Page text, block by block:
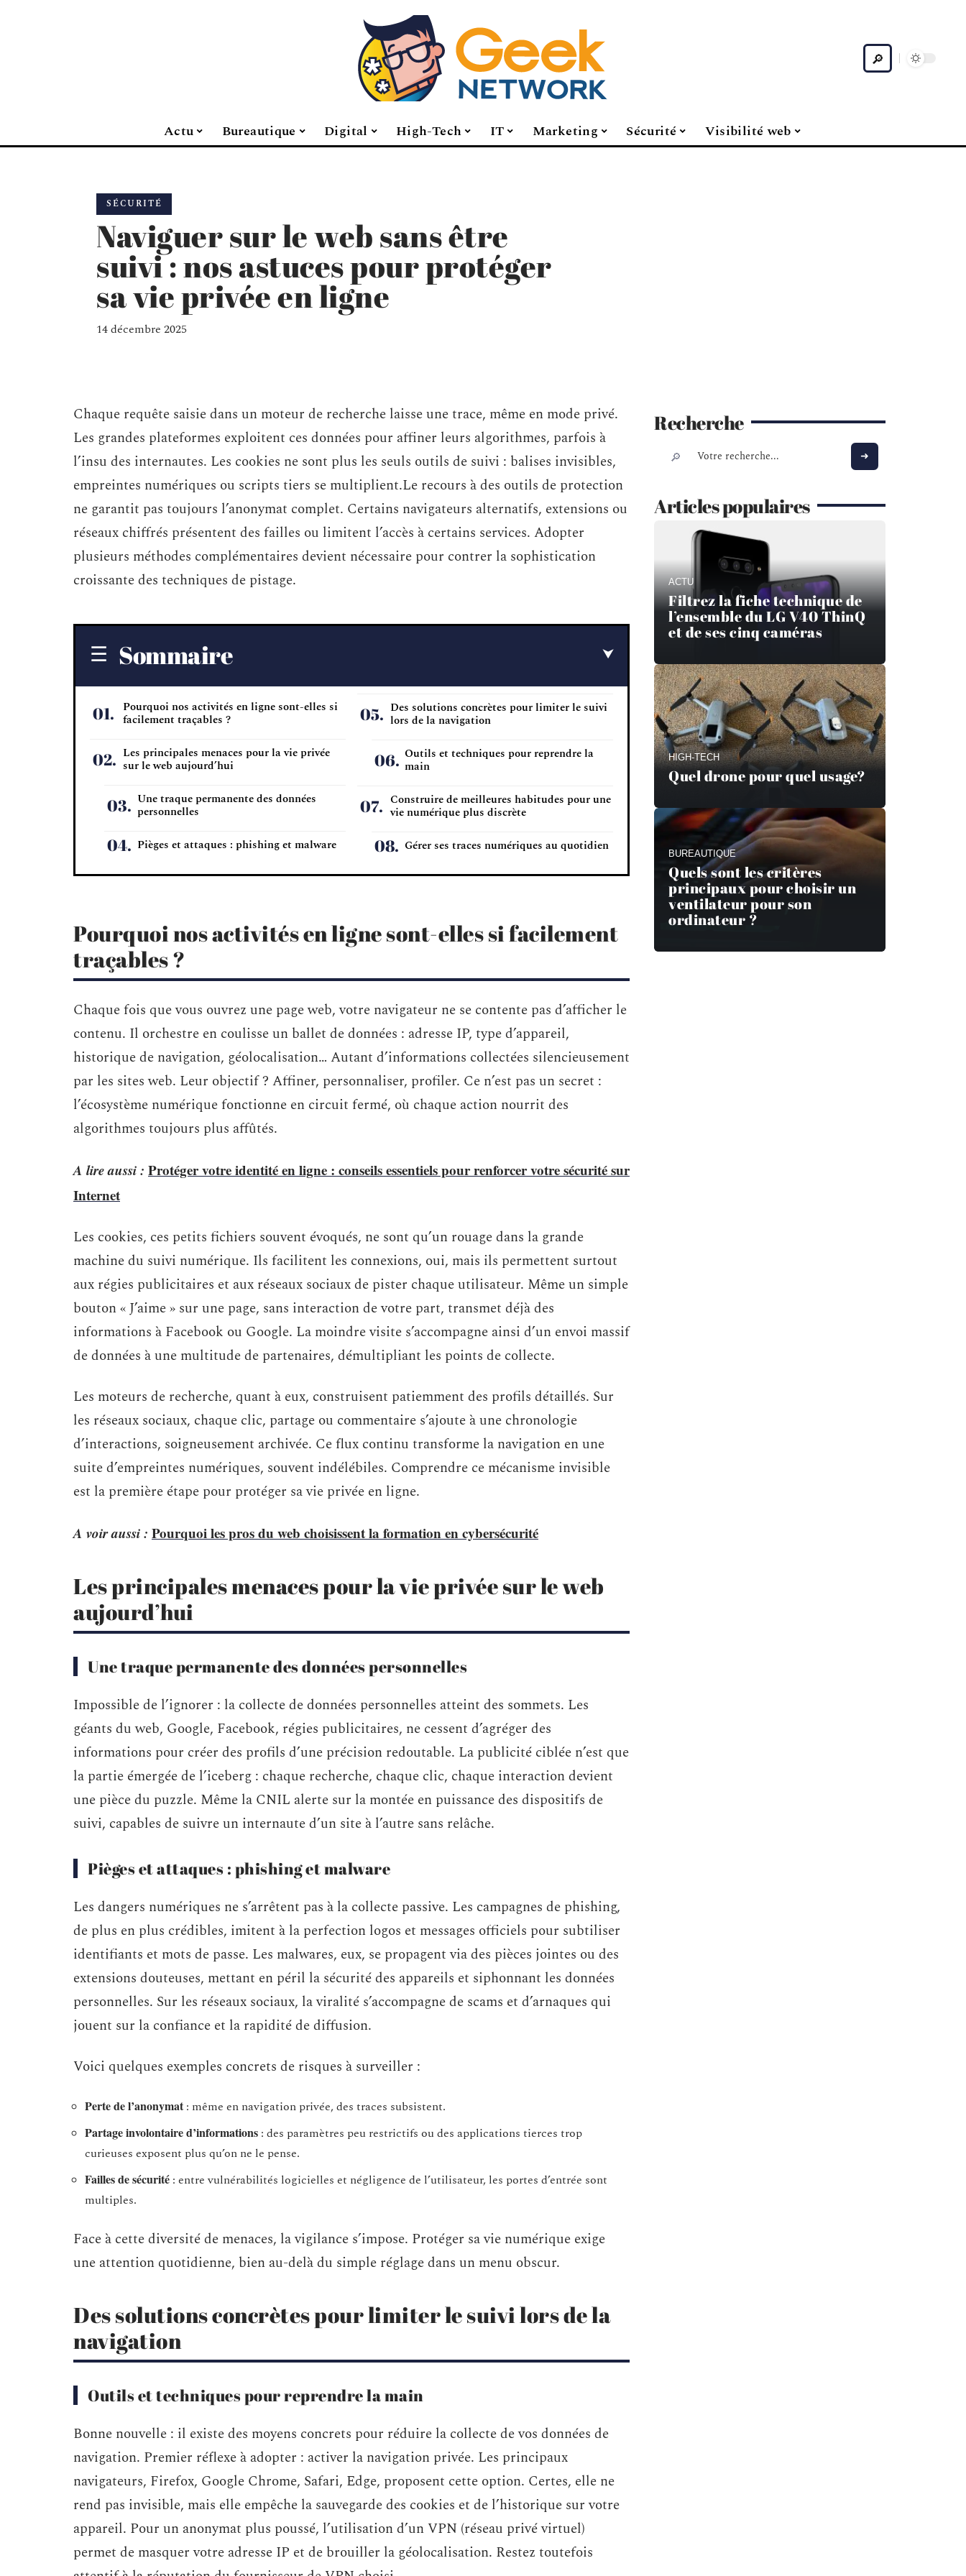
Actu Bureautique Digital High-Tech IT Marketing Sécurité Visibilité web
SÉCURITÉ
Naviguer sur le web sans être
suivi : nos astuces pour protéger
sa vie privée en ligne
14 décembre 2025
Chaque requête saisie dans un moteur de recherche laisse une trace, même en mode privé.
Les grandes plateformes exploitent ces données pour affiner leurs algorithmes, parfois à
l’insu des internautes. Les cookies ne sont plus les seuls outils de suivi : balises invisibles,
empreintes numériques ou scripts tiers se multiplient.Le recours à des outils de protection
ne garantit pas toujours l’anonymat complet. Certains navigateurs alternatifs, extensions ou
réseaux chiffrés présentent des failles ou limitent l’accès à certains services. Adopter
plusieurs méthodes complémentaires devient nécessaire pour contrer la sophistication
croissante des techniques de pistage.
Sommaire
Pourquoi nos activités en ligne sont-elles si
facilement traçables ?
Les principales menaces pour la vie privée
sur le web aujourd’hui
Une traque permanente des données
personnelles
Pièges et attaques : phishing et malware
Des solutions concrètes pour limiter le suivi
lors de la navigation
Outils et techniques pour reprendre la
main
Construire de meilleures habitudes pour une
vie numérique plus discrète
Gérer ses traces numériques au quotidien
Pourquoi nos activités en ligne sont-elles si facilement
traçables ?
Chaque fois que vous ouvrez une page web, votre navigateur ne se contente pas d’afficher le
contenu. Il orchestre en coulisse un ballet de données : adresse IP, type d’appareil,
historique de navigation, géolocalisation… Autant d’informations collectées silencieusement
par les sites web. Leur objectif ? Affiner, personnaliser, profiler. Ce n’est pas un secret :
l’écosystème numérique fonctionne en circuit fermé, où chaque action nourrit des
algorithmes toujours plus affûtés.
A lire aussi : Protéger votre identité en ligne : conseils essentiels pour renforcer votre sécurité sur
Internet
Les cookies, ces petits fichiers souvent évoqués, ne sont qu’un rouage dans la grande
machine du suivi numérique. Ils facilitent les connexions, oui, mais ils permettent surtout
aux régies publicitaires et aux réseaux sociaux de pister chaque utilisateur. Même un simple
bouton « J’aime » sur une page, sans interaction de votre part, transmet déjà des
informations à Facebook ou Google. La moindre visite s’accompagne ainsi d’un envoi massif
de données à une multitude de partenaires, démultipliant les points de collecte.
Les moteurs de recherche, quant à eux, construisent patiemment des profils détaillés. Sur
les réseaux sociaux, chaque clic, partage ou commentaire s’ajoute à une chronologie
d’interactions, soigneusement archivée. Ce flux continu transforme la navigation en une
suite d’empreintes numériques, souvent indélébiles. Comprendre ce mécanisme invisible
est la première étape pour protéger sa vie privée en ligne.
A voir aussi : Pourquoi les pros du web choisissent la formation en cybersécurité
Les principales menaces pour la vie privée sur le web
aujourd’hui
Une traque permanente des données personnelles
Impossible de l’ignorer : la collecte de données personnelles atteint des sommets. Les
géants du web, Google, Facebook, régies publicitaires, ne cessent d’agréger des
informations pour créer des profils d’une précision redoutable. La publicité ciblée n’est que
la partie émergée de l’iceberg : chaque recherche, chaque clic, chaque interaction devient
une pièce du puzzle. Même la CNIL alerte sur la montée en puissance des dispositifs de
suivi, capables de suivre un internaute d’un site à l’autre sans relâche.
Pièges et attaques : phishing et malware
Les dangers numériques ne s’arrêtent pas à la collecte passive. Les campagnes de phishing,
de plus en plus crédibles, imitent à la perfection logos et messages officiels pour subtiliser
identifiants et mots de passe. Les malwares, eux, se propagent via des pièces jointes ou des
extensions douteuses, mettant en péril la sécurité des appareils et siphonnant les données
personnelles. Sur les réseaux sociaux, la viralité s’accompagne de scams et d’arnaques qui
jouent sur la confiance et la rapidité de diffusion.
Voici quelques exemples concrets de risques à surveiller :
Perte de l’anonymat : même en navigation privée, des traces subsistent.
Partage involontaire d’informations : des paramètres peu restrictifs ou des applications tierces trop
curieuses exposent plus qu’on ne le pense.
Failles de sécurité : entre vulnérabilités logicielles et négligence de l’utilisateur, les portes d’entrée sont
multiples.
Face à cette diversité de menaces, la vigilance s’impose. Protéger sa vie numérique exige
une attention quotidienne, bien au-delà du simple réglage dans un menu obscur.
Des solutions concrètes pour limiter le suivi lors de la
navigation
Outils et techniques pour reprendre la main
Bonne nouvelle : il existe des moyens concrets pour réduire la collecte de vos données de
navigation. Premier réflexe à adopter : activer la navigation privée. Les principaux
navigateurs, Firefox, Google Chrome, Safari, Edge, proposent cette option. Certes, elle ne
rend pas invisible, mais elle empêche la sauvegarde des cookies et de l’historique sur votre
appareil. Pour un anonymat plus poussé, l’utilisation d’un VPN (réseau privé virtuel)
permet de masquer votre adresse IP et de brouiller la géolocalisation. Restez toutefois
Recherche
Articles populaires
ACTU
Filtrez la fiche technique de
l’ensemble du LG V40 ThinQ
et de ses cinq caméras
HIGH-TECH
Quel drone pour quel usage?
BUREAUTIQUE
Quels sont les critères
principaux pour choisir un
ventilateur pour son
ordinateur ?